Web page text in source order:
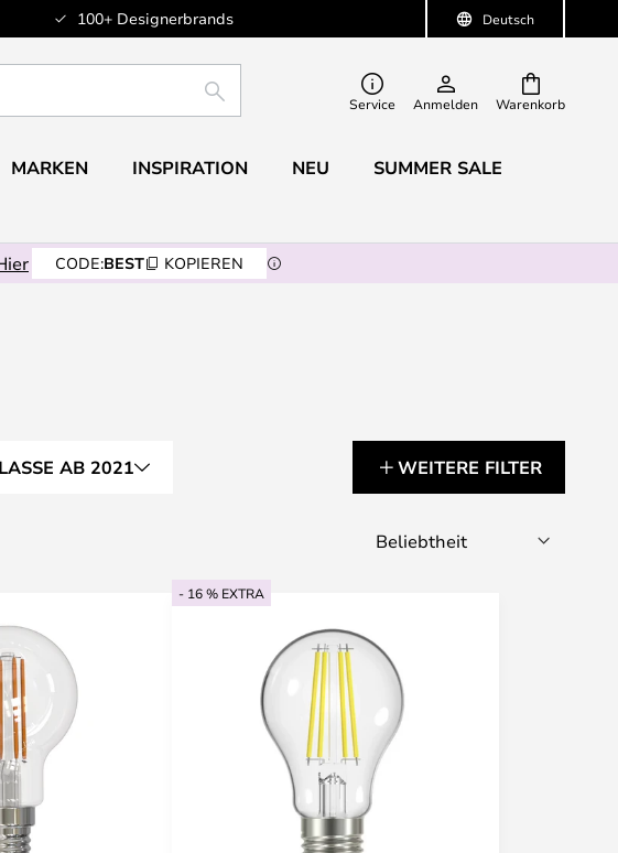
Deutsch
100+ Designerbrands
Warenkorb
SUCHE Service Anmelden
MARKEN INSPIRATION NEU SUMMER SALE
CODE:BEST KOPIEREN
AB 2021 WEITERE FILTER
- 16 % EXTRA